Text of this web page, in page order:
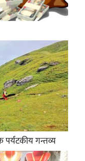
पर्यटकीय गन्तव्य